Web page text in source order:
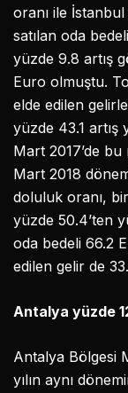
oranı ile
satılan oda
yüzde 9.8 artış
Euro olmuştu.
elde edilen
yüzde 43.1 artış
Mart 2017’de
Mart 2018
doluluk oranı,
yüzde 50.4’ten
oda bedeli 66.2
edilen gelir de
Antalya yüzde
Antalya Bölgesi
yılın aynı